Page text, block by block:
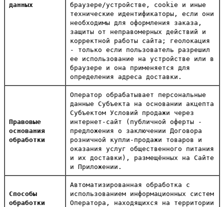
данных
браузере/устройстве, cookie и иные
технические идентификаторы, если они
необходимы для оформления заказа,
защиты от неправомерных действий и
корректной работы сайта; геолокация
- только если пользователь разрешил
ее использование на устройстве или в
браузере и она применяется для
определения адреса доставки.
Правовые
основания
обработки
Оператор обрабатывает персональные
данные Субъекта на основании акцепта
Субъектом Условий продажи через
интернет-сайт (публичной оферты -
предложения о заключении Договора
розничной купли-продажи товаров и
оказания услуг общественного питания
и их доставки), размещённых на Сайте
и Приложении.
Способы
обработки
Автоматизированная обработка с
использованием информационных систем
Оператора, находящихся на территории